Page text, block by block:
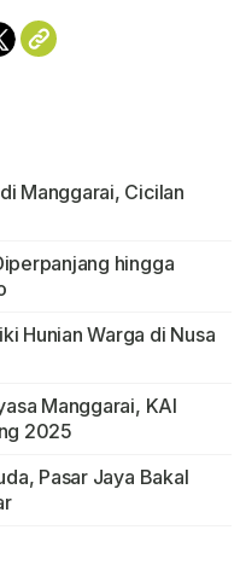
Manggarai, Cicilan
hingga
Hunian Warga di Nusa
Manggarai, KAI
2025
Pasar Jaya Bakal